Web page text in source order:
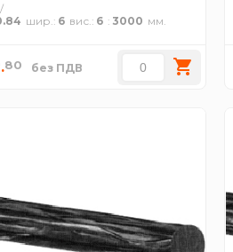
шир. 6 вис. 6 3000
.80 без ПДВ